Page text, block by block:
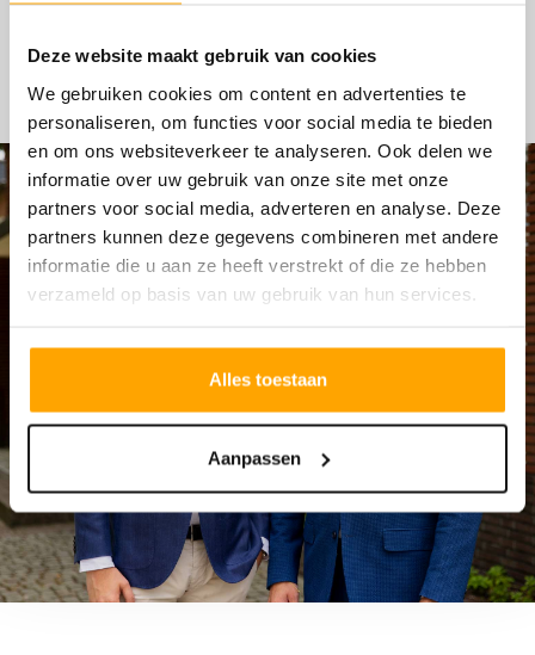
Deze website maakt gebruik van cookies
We gebruiken cookies om content en advertenties te
personaliseren, om functies voor social media te bieden
en om ons websiteverkeer te analyseren. Ook delen we
informatie over uw gebruik van onze site met onze
partners voor social media, adverteren en analyse. Deze
partners kunnen deze gegevens combineren met andere
informatie die u aan ze heeft verstrekt of die ze hebben
verzameld op basis van uw gebruik van hun services.
Alles toestaan
Aanpassen